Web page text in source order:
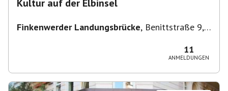
Kultur auf der Elbinsel
Finkenwerder Landungsbrücke, Benittstraße 9,
11
ANMELDUNGEN